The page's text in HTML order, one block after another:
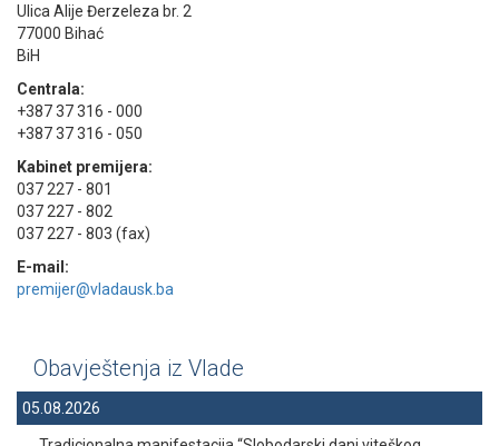
Ulica Alije Đerzeleza br. 2
77000 Bihać
BiH
Centrala:
+387 37 316 - 000
+387 37 316 - 050
Kabinet premijera:
037 227 - 801
037 227 - 802
037 227 - 803 (fax)
E-mail:
premijer@vladausk.ba
Obavještenja iz Vlade
05.08.2026